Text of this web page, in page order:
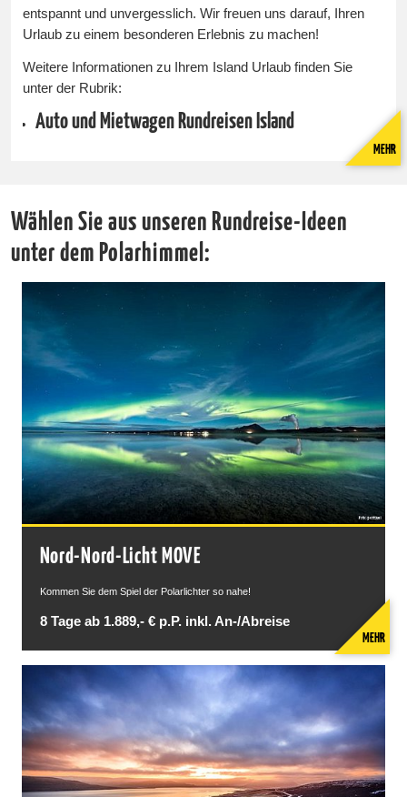
entspannt und unvergesslich. Wir freuen uns darauf, Ihren
Urlaub zu einem besonderen Erlebnis zu machen!
Weitere Informationen zu Ihrem Island Urlaub finden Sie
unter der Rubrik:
Auto und Mietwagen Rundreisen Island
MEHR
Wählen Sie aus unseren Rundreise-Ideen
unter dem Polarhimmel:
Nord-Nord-Licht MOVE
Kommen Sie dem Spiel der Polarlichter so nahe!
8 Tage ab 1.889,- € p.P. inkl. An-/Abreise
MEHR